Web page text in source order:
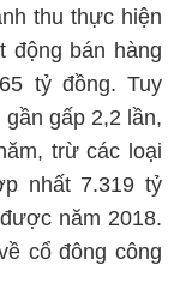
thu thực hiện
động bán hàng
tỷ đồng. Tuy
gấp 2,2 lần,
trừ các loại
nhất 7.319 tỷ
năm 2018.
cổ đông công